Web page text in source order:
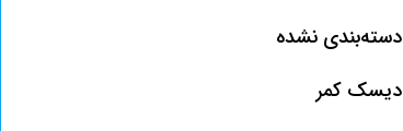
دسته‌بندی نشده
دیسک کمر